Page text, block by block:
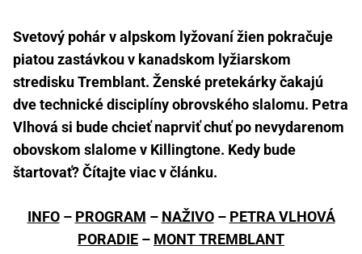
Svetový pohár v alpskom lyžovaní žien pokračuje
piatou zastávkou v kanadskom lyžiarskom
stredisku Tremblant. Ženské pretekárky čakajú
dve technické disciplíny obrovského slalomu. Petra
Vlhová si bude chcieť naprviť chuť po nevydarenom
obovskom slalome v Killingtone. Kedy bude
štartovať? Čítajte viac v článku.
INFO– PROGRAM – NAŽIVO– PETRA VLHOVÁ
PORADIE – MONT TREMBLANT